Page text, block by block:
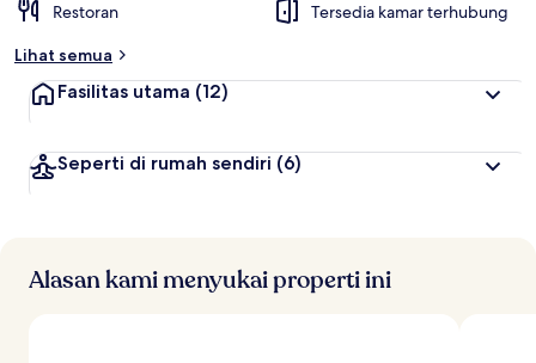
Restoran
Tersedia kamar terhubung
Lihat semua
Fasilitas utama (12)
Seperti di rumah sendiri (6)
Alasan kami menyukai properti ini